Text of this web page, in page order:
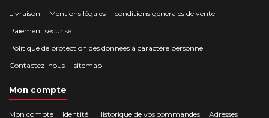
Livraison Mentions légales
conditions generales de vente
Paiement sécurisé
Politique de protection des données à caractère personnel
Contactez-nous
sitemap
Mon compte
Mon compte Identité Historique de vos commandes Adresses